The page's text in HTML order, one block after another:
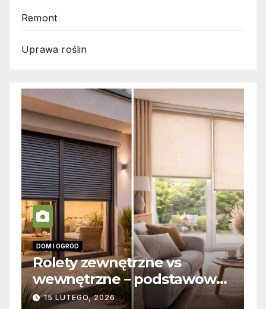
Remont
Uprawa roślin
INFORMACJE
Zabicie owada a
odpowiedzialność karna –
jak wygląda to w praktyce?
19 PAŹDZIERNIKA, 2025